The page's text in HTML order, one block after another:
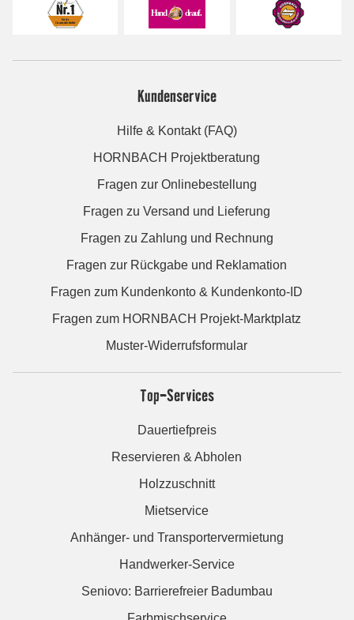
Kundenservice
Hilfe & Kontakt (FAQ)
HORNBACH Projektberatung
Fragen zur Onlinebestellung
Fragen zu Versand und Lieferung
Fragen zu Zahlung und Rechnung
Fragen zur Rückgabe und Reklamation
Fragen zum Kundenkonto & Kundenkonto-ID
Fragen zum HORNBACH Projekt-Marktplatz
Muster-Widerrufsformular
Top-Services
Dauertiefpreis
Reservieren & Abholen
Holzzuschnitt
Mietservice
Anhänger- und Transportervermietung
Handwerker-Service
Seniovo: Barrierefreier Badumbau